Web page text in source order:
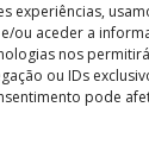
experiências,
ou aceder a
nos
ou IDs
pode